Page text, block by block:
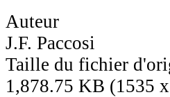
Auteur
J.F. Paccosi
Taille du fichier
1,878.75 KB (1535